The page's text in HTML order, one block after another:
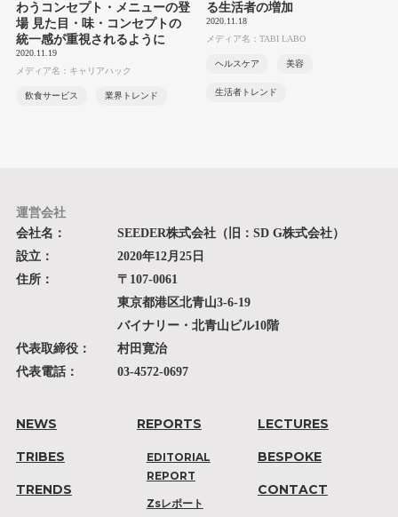
わうコンセプト・メニューの登
場 見た目・味・コンセプトの
統一感が重視されるように
2020.11.19
メディア名：キャリアハック
飲食サービス 業界トレンド
る生活者の増加
2020.11.18
メディア名：TABI LABO
ヘルスケア 美容
生活者トレンド
運営会社
会社名：
SEEDER株式会社（旧：SD G株式会社）
設立：
2020年12月25日
住所：
〒107-0061
東京都港区北青山3-6-19
バイナリー・北青山ビル10階
代表取締役：
村田寛治
代表電話：
03-4572-0697
NEWS
TRIBES
TRENDS
REPORTS
EDITORIAL
REPORT
Zsレポート
LECTURES
BESPOKE
CONTACT